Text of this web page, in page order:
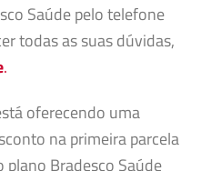
Saúde pelo telefone
todas as suas dúvidas,
.
oferecendo uma
na primeira parcela
Bradesco Saúde